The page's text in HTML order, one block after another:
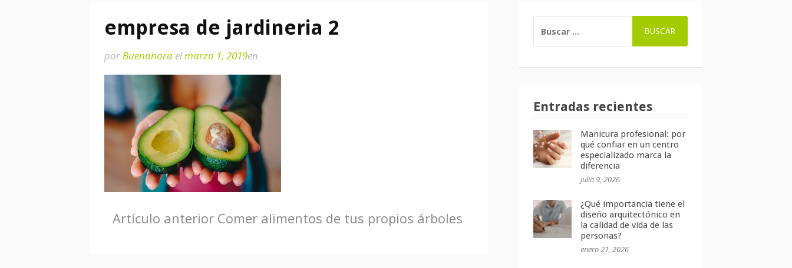
empresa de jardineria 2
porBuenahora elmarzo 1, 2019en
Seguir
Artículo anteriorComer alimentos de tus propios árboles
Entradas recientes
Manicura profesional: por
qué confiar en un centro
especializado marca la
diferencia
julio 9, 2026
¿Qué importancia tiene el
diseño arquitectónico en
la calidad de vida de las
personas?
enero 21, 2026